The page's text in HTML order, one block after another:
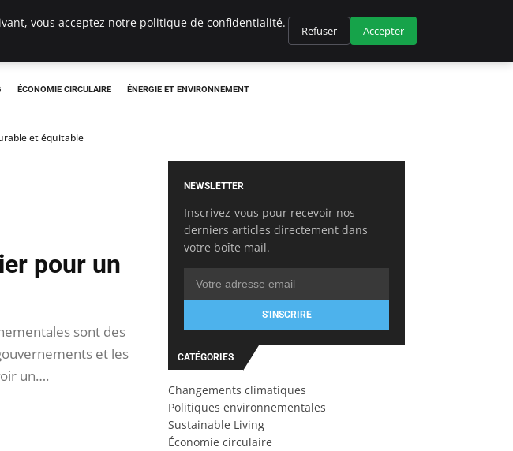
ÉCONOMIE CIRCULAIRE ÉNERGIE ET ENVIRONNEMENT
et équitable
pour un
sont des
et les
un….
NEWSLETTER
Inscrivez-vous pour recevoir nos
derniers articles directement dans
votre boîte mail.
S'INSCRIRE
CATÉGORIES
Changements climatiques
Politiques environnementales
Sustainable Living
Économie circulaire
vous acceptez notre politique de confidentialité.
Refuser Accepter